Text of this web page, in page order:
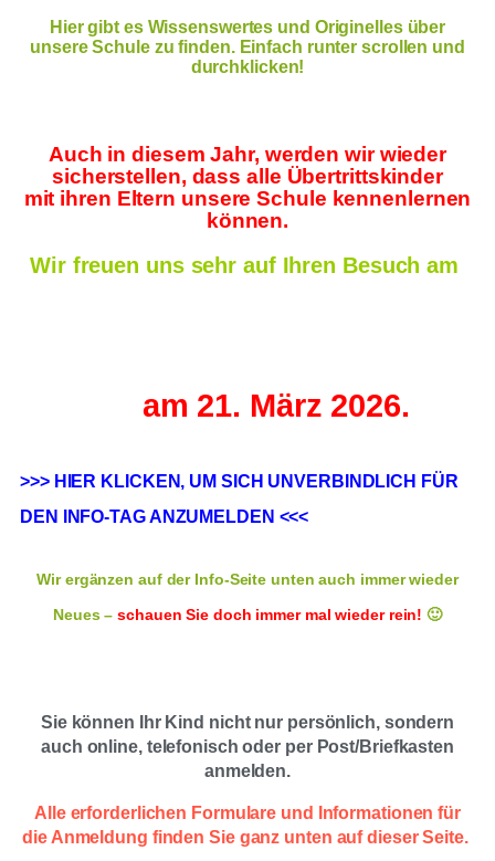
Hier gibt es Wissenswertes und Originelles über
unsere Schule zu finden. Einfach runter scrollen und
durchklicken!
Auch in diesem Jahr, werden wir wieder
sicherstellen, dass alle Übertrittskinder
mit ihren Eltern unsere Schule kennenlernen
können.
Wir freuen uns sehr auf Ihren Besuch am
am 21. März 2026.
>>> HIER KLICKEN, UM SICH UNVERBINDLICH FÜR
DEN INFO-TAG ANZUMELDEN <<<
Wir ergänzen auf der Info-Seite unten auch immer wieder
Neues –schauen Sie doch immer mal wieder rein! 🙂
Sie können Ihr Kind nicht nur persönlich, sondern
auch online, telefonisch oder per Post/Briefkasten
anmelden.
Alle erforderlichen Formulare und Informationen für
die Anmeldung finden Sie ganz unten auf dieser Seite.